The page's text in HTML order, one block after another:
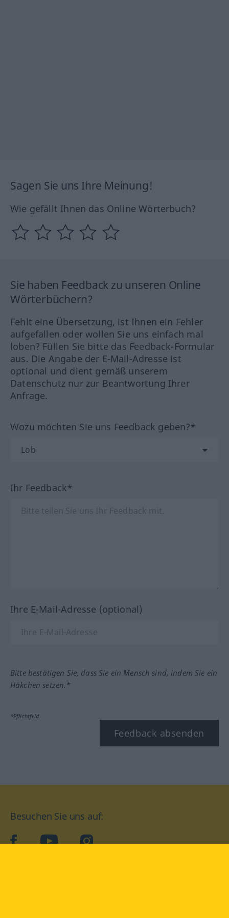
Sagen Sie uns Ihre Meinung!
Wie gefällt Ihnen das Online Wörterbuch?
Sie haben Feedback zu unseren Online
Wörterbüchern?
Fehlt eine Übersetzung, ist Ihnen ein Fehler
aufgefallen oder wollen Sie uns einfach mal
loben? Füllen Sie bitte das Feedback-Formular
aus. Die Angabe der E-Mail-Adresse ist
optional und dient gemäß unserem
Datenschutz nur zur Beantwortung Ihrer
Anfrage.
Wozu möchten Sie uns Feedback geben?*
Ihr Feedback*
Ihre E-Mail-Adresse (optional)
Bitte bestätigen Sie, dass Sie ein Mensch sind, indem Sie ein
Häkchen setzen.*
*Pflichtfeld
Feedback absenden
Besuchen Sie uns auf:
facebookYouTube Instagram